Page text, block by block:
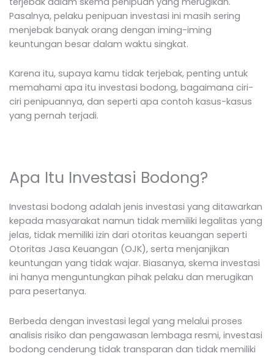
Pasalnya, pelaku penipuan investasi ini masih sering
menjebak banyak orang dengan iming-iming
keuntungan besar dalam waktu singkat.
Karena itu, supaya kamu tidak terjebak, penting untuk
memahami apa itu investasi bodong, bagaimana ciri-
ciri penipuannya, dan seperti apa contoh kasus-kasus
yang pernah terjadi.
Apa Itu Investasi Bodong?
Investasi bodong adalah jenis investasi yang ditawarkan
kepada masyarakat namun tidak memiliki legalitas yang
jelas, tidak memiliki izin dari otoritas keuangan seperti
Otoritas Jasa Keuangan (OJK), serta menjanjikan
keuntungan yang tidak wajar. Biasanya, skema investasi
ini hanya menguntungkan pihak pelaku dan merugikan
para pesertanya.
Berbeda dengan investasi legal yang melalui proses
analisis risiko dan pengawasan lembaga resmi, investasi
bodong cenderung tidak transparan dan tidak memiliki